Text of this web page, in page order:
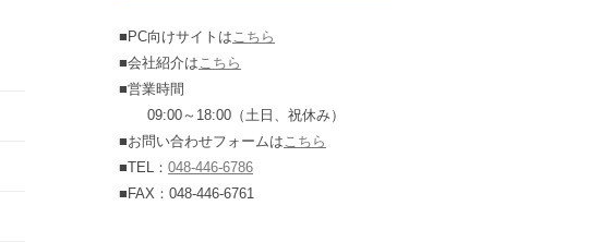
■PC向けサイトはこちら
■会社紹介はこちら
■営業時間
09:00～18:00（土日、祝休み）
■お問い合わせフォームはこちら
■TEL： 048-446-6786
■FAX：048-446-6761